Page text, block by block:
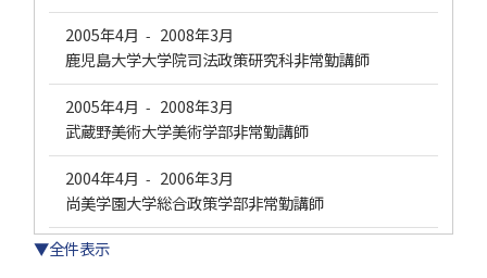
2005年4月 - 2008年3月
鹿児島大学大学院司法政策研究科非常勤講師
2005年4月 - 2008年3月
武蔵野美術大学美術学部非常勤講師
2004年4月 - 2006年3月
尚美学園大学総合政策学部非常勤講師
▼全件表示